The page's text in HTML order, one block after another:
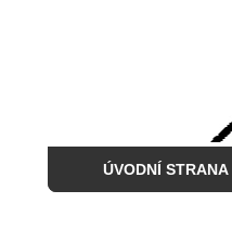
ÚVODNÍ STRANA